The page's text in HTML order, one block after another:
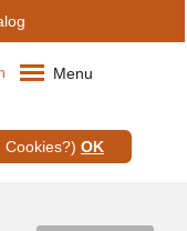
Menu
Cookies?) OK